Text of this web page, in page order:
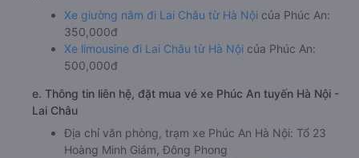
Xe giường nằm đi Lai Châu từ Hà Nội của Phúc An:
350,000đ
Xe limousine đi Lai Châu từ Hà Nội của Phúc An:
500,000đ
e. Thông tin liên hệ, đặt mua vé xe Phúc An tuyến Hà Nội -
Lai Châu
Địa chỉ văn phòng, trạm xe Phúc An Hà Nội: Tổ 23
Hoàng Minh Giám, Đông Phong